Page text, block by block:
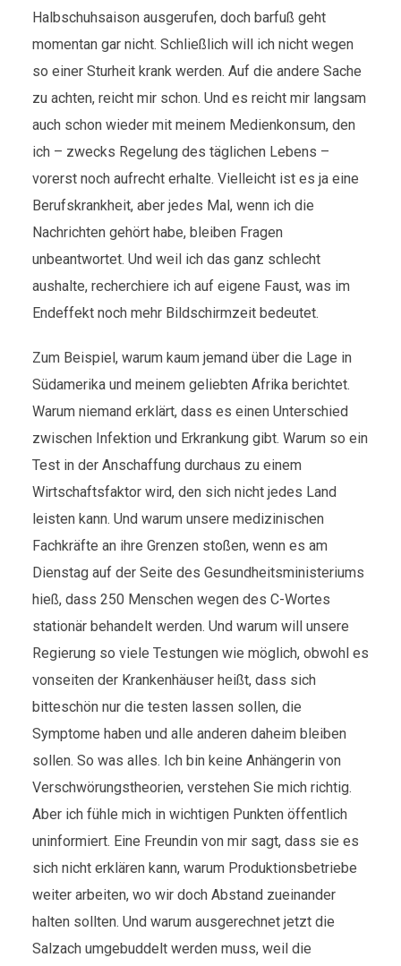
Halbschuhsaison ausgerufen, doch barfuß geht
momentan gar nicht. Schließlich will ich nicht wegen
so einer Sturheit krank werden. Auf die andere Sache
zu achten, reicht mir schon. Und es reicht mir langsam
auch schon wieder mit meinem Medienkonsum, den
ich – zwecks Regelung des täglichen Lebens –
vorerst noch aufrecht erhalte. Vielleicht ist es ja eine
Berufskrankheit, aber jedes Mal, wenn ich die
Nachrichten gehört habe, bleiben Fragen
unbeantwortet. Und weil ich das ganz schlecht
aushalte, recherchiere ich auf eigene Faust, was im
Endeffekt noch mehr Bildschirmzeit bedeutet.
Zum Beispiel, warum kaum jemand über die Lage in
Südamerika und meinem geliebten Afrika berichtet.
Warum niemand erklärt, dass es einen Unterschied
zwischen Infektion und Erkrankung gibt. Warum so ein
Test in der Anschaffung durchaus zu einem
Wirtschaftsfaktor wird, den sich nicht jedes Land
leisten kann. Und warum unsere medizinischen
Fachkräfte an ihre Grenzen stoßen, wenn es am
Dienstag auf der Seite des Gesundheitsministeriums
hieß, dass 250 Menschen wegen des C-Wortes
stationär behandelt werden. Und warum will unsere
Regierung so viele Testungen wie möglich, obwohl es
vonseiten der Krankenhäuser heißt, dass sich
bitteschön nur die testen lassen sollen, die
Symptome haben und alle anderen daheim bleiben
sollen. So was alles. Ich bin keine Anhängerin von
Verschwörungstheorien, verstehen Sie mich richtig.
Aber ich fühle mich in wichtigen Punkten öffentlich
uninformiert. Eine Freundin von mir sagt, dass sie es
sich nicht erklären kann, warum Produktionsbetriebe
weiter arbeiten, wo wir doch Abstand zueinander
halten sollten. Und warum ausgerechnet jetzt die
Salzach umgebuddelt werden muss, weil die